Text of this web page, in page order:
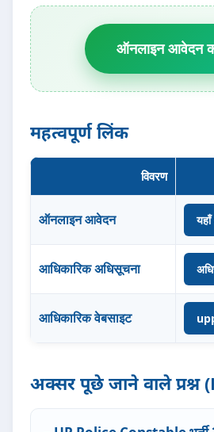
ऑनलाइन आवेदन
महत्वपूर्ण लिंक
विवरण
ऑनलाइन आवेदन
आधिकारिक अधिसूचना
आधिकारिक वेबसाइट
अक्सर पूछे जाने वाले प्रश्न